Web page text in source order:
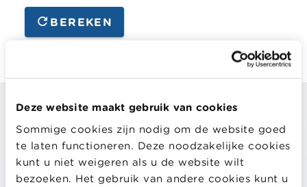
Deze website maakt gebruik van cookies
Sommige cookies zijn nodig om de website goed
te laten functioneren. Deze noodzakelijke cookies
kunt u niet weigeren als u de website wilt
bezoeken. Het gebruik van andere cookies kunt u
BEREKEN
Wil je nog meer weten over dit thema?
Waarom sparen?
Wat is een spaarrekening?